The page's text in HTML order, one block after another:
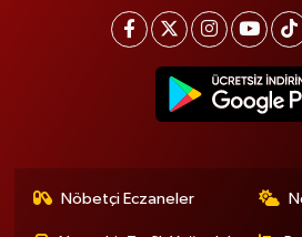
Nöbetçi Eczaneler